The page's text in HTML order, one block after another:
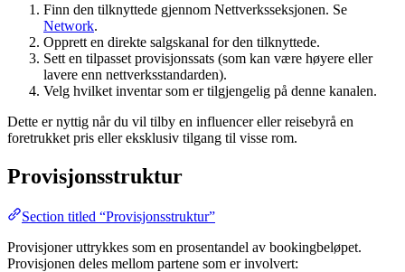
Finn den tilknyttede gjennom Nettverksseksjonen. Se
Network.
Opprett en direkte salgskanal for den tilknyttede.
Sett en tilpasset provisjonssats (som kan være høyere eller
lavere enn nettverksstandarden).
Velg hvilket inventar som er tilgjengelig på denne kanalen.
Dette er nyttig når du vil tilby en influencer eller reisebyrå en
foretrukket pris eller eksklusiv tilgang til visse rom.
Provisjonsstruktur
Section titled “Provisjonsstruktur”
Provisjoner uttrykkes som en prosentandel av bookingbeløpet.
Provisjonen deles mellom partene som er involvert: